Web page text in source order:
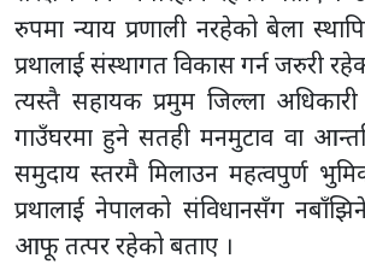
रुपमा न्याय प्रणाली नरहेको बेला
प्रथालाई संस्थागत विकास गर्न जरुरी
त्यस्तै सहायक प्रमुम जिल्ला अधिकारी
गाउँघरमा हुने सतही मनमुटाव वा
समुदाय स्तरमै मिलाउन महत्वपुर्ण
प्रथालाई नेपालको संविधानसँग
आफू तत्पर रहेको बताए ।